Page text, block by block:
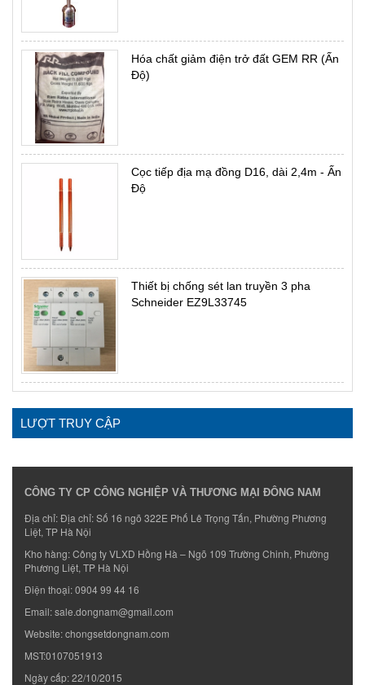
Hóa chất giảm điện trở đất GEM RR (Ấn
Độ)
Cọc tiếp địa mạ đồng D16, dài 2,4m - Ấn
Độ
Thiết bị chống sét lan truyền 3 pha
Schneider EZ9L33745
LƯỢT TRUY CẬP
CÔNG TY CP CÔNG NGHIỆP VÀ THƯƠNG MẠI ĐÔNG NAM
Địa chỉ: Địa chỉ: Số 16 ngõ 322E Phố Lê Trọng Tấn, Phường Phương
Liệt, TP Hà Nội
Kho hàng: Công ty VLXD Hồng Hà – Ngõ 109 Trường Chinh, Phường
Phương Liệt, TP Hà Nội
Điện thoại:0904 99 44 16
Email:sale.dongnam@gmail.com
Website:chongsetdongnam.com
MST:0107051913
Ngày cấp: 22/10/2015